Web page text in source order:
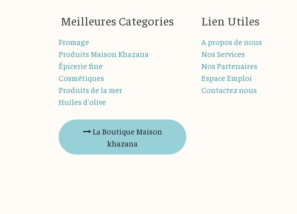
Meilleures Categories
Fromage
Produits Maison Khazana
Épicerie fine
Cosmétiques
Produits de la mer
Huiles d'olive
La Boutique Maison
khazana
Lien Utiles
A propos de nous
Nos Services
Nos Partenaires
Espace Emploi
Contactez nous